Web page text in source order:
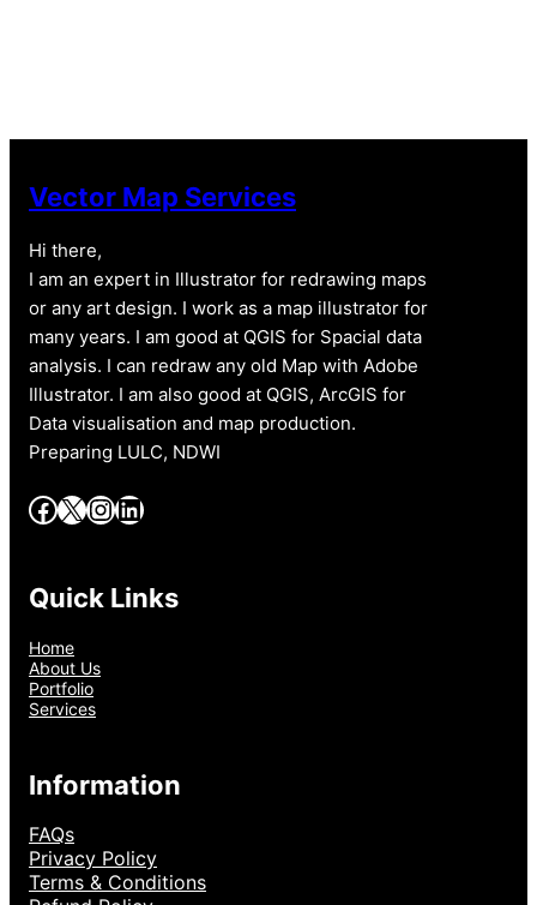
Vector Map Services
Hi there,
I am an expert in Illustrator for redrawing maps
or any art design. I work as a map illustrator for
many years. I am good at QGIS for Spacial data
analysis. I can redraw any old Map with Adobe
Illustrator. I am also good at QGIS, ArcGIS for
Data visualisation and map production.
Preparing LULC, NDWI
Facebook X InstagramLinkedIn
Quick Links
Home
About Us
Portfolio
Services
Information
FAQs
Privacy Policy
Terms & Conditions